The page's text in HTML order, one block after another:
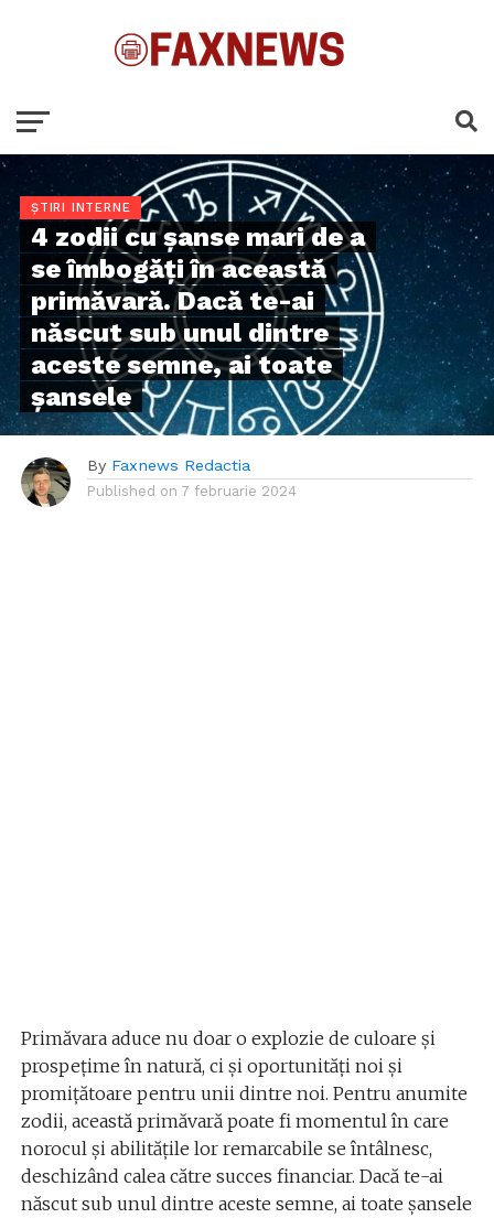
ȘTIRI INTERNE
4 zodii cu șanse mari de a
se îmbogăţi în această
primăvară. Dacă te-ai
născut sub unul dintre
aceste semne, ai toate
șansele
By Faxnews Redactia
Published on 7 februarie 2024
Primăvara aduce nu doar o explozie de culoare și
prospețime în natură, ci și oportunități noi și
promițătoare pentru unii dintre noi. Pentru anumite
zodii, această primăvară poate fi momentul în care
norocul și abilitățile lor remarcabile se întâlnesc,
deschizând calea către succes financiar. Dacă te-ai
născut sub unul dintre aceste semne, ai toate șansele